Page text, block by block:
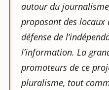
autour du
proposant des
défense de
l’information. La
promoteurs de ce
pluralisme, tout